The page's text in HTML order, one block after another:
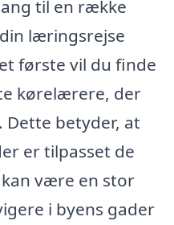
til en række
læringsrejse
første vil du finde
kørelærere, der
betyder, at
er tilpasset de
være en stor
i byens gader